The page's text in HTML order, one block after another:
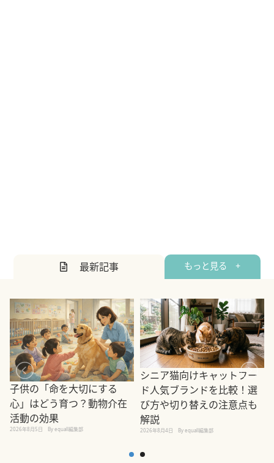
最新記事 もっと見る +
子供の「命を大切にする
心」はどう育つ？動物介在
活動の効果
2026年8月5日 By equall編集部
シニア猫向けキャットフー
ド人気ブランドを比較！選
び方や切り替えの注意点も
解説
2026年8月4日 By equall編集部